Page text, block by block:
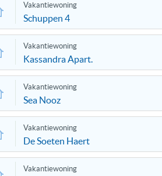
Vakantiewoning
Schuppen 4
Vakantiewoning
Kassandra Apart.
Vakantiewoning
Sea Nooz
Vakantiewoning
De Soeten Haert
Vakantiewoning